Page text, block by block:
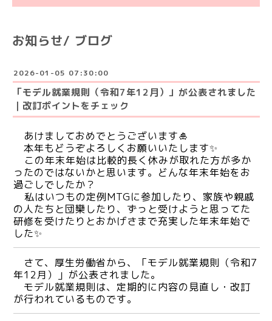
お知らせ/ ブログ
2026-01-05 07:30:00
「モデル就業規則（令和7年12月）」が公表されました
｜改訂ポイントをチェック
あけましておめでとうございます🎍
本年もどうぞよろしくお願いいたします✨
この年末年始は比較的長く休みが取れた方が多か
ったのではないかと思います。どんな年末年始をお
過ごしでしたか？
私はいつもの定例MTGに参加したり、家族や親戚
の人たちと団欒したり、ずっと受けようと思ってた
研修を受けたりとおかげさまで充実した年末年始で
した✨
さて、厚生労働省から、「モデル就業規則（令和7
年12月）」が公表されました。
モデル就業規則は、定期的に内容の見直し・改訂
が行われているものです。